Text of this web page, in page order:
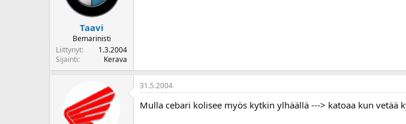
Taavi
Bemarinisti
Liittynyt
1.3.2004
Sijainti
Kerava
31.5.2004
Mulla cebari kolisee myös kytkin ylhäällä ---> katoaa kun vetää